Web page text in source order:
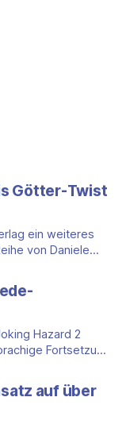
Götter-Twist
ein weiteres
von Daniele
ist ein
nicht die
Hazard 2
Fortsetzung
Wir ordnen
„Die fiesenauf über